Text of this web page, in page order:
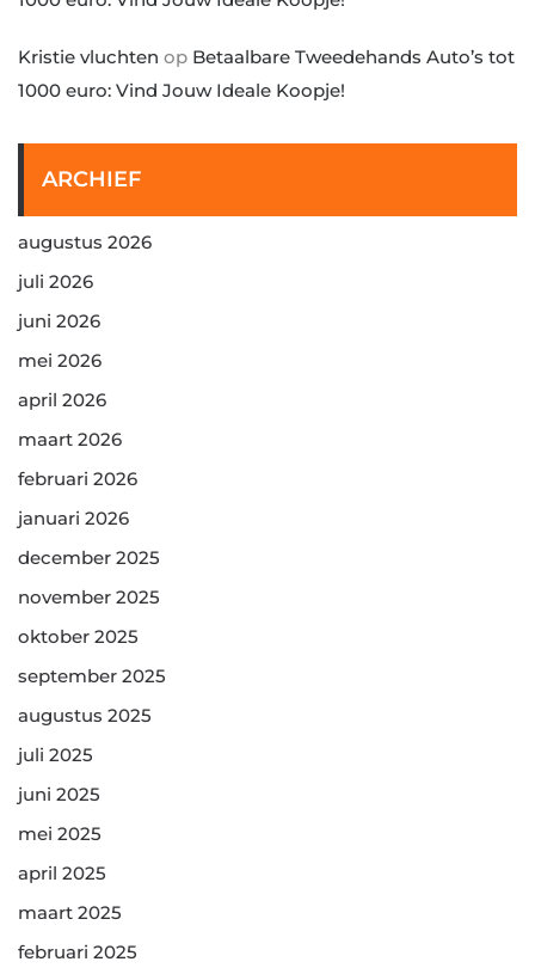
Kristie vluchten op Betaalbare Tweedehands Auto’s tot
1000 euro: Vind Jouw Ideale Koopje!
ARCHIEF
augustus 2026
juli 2026
juni 2026
mei 2026
april 2026
maart 2026
februari 2026
januari 2026
december 2025
november 2025
oktober 2025
september 2025
augustus 2025
juli 2025
juni 2025
mei 2025
april 2025
maart 2025
februari 2025